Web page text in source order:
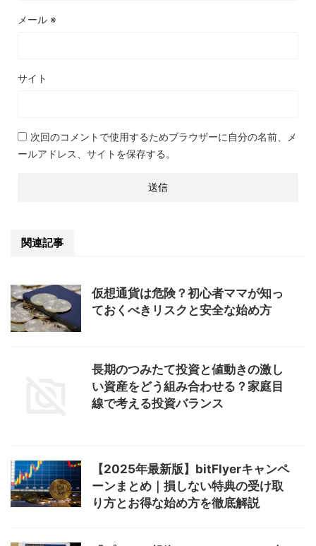
メール ※
サイト
次回のコメントで使用するためブラウザーに自分の名前、メ
ールアドレス、サイトを保存する。
関連記事
仮想通貨は危険？初心者ママが知っ
ておくべきリスクと安全な始め方
長期のつみたて投資と値動きの激し
い資産をどう組み合わせる？家庭目
線で考える投資バランス
【2025年最新版】bitFlyerキャンペ
ーンまとめ｜損しない特典の受け取
り方とお得な始め方を徹底解説